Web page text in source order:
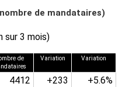
de mandataires)
sur 3 mois)
de
Variation Variation
4412 +233
+5.6%